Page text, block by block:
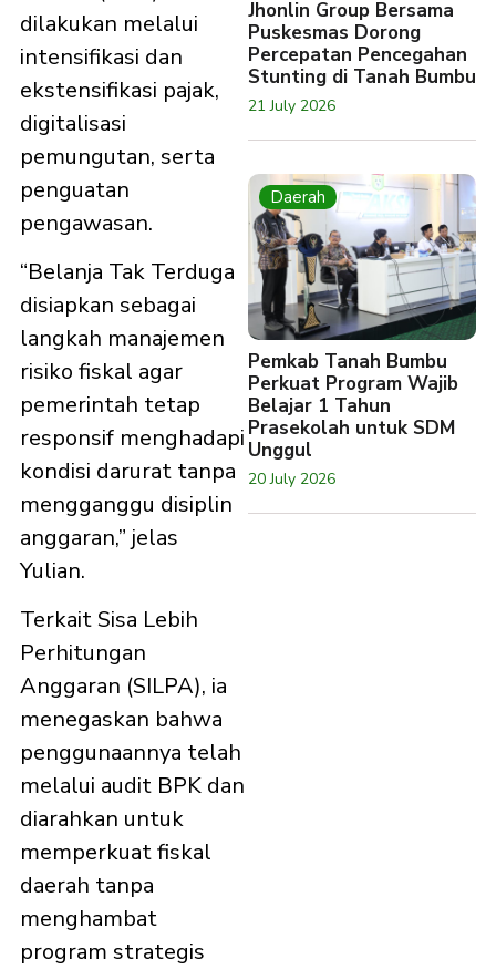
dilakukan melalui
intensifikasi dan
ekstensifikasi pajak,
digitalisasi
pemungutan, serta
penguatan
pengawasan.
“Belanja Tak Terduga
disiapkan sebagai
langkah manajemen
risiko fiskal agar
pemerintah tetap
responsif menghadapi
kondisi darurat tanpa
mengganggu disiplin
anggaran,” jelas
Yulian.
Terkait Sisa Lebih
Perhitungan
Anggaran (SILPA), ia
menegaskan bahwa
penggunaannya telah
melalui audit BPK dan
diarahkan untuk
memperkuat fiskal
daerah tanpa
menghambat
program strategis
Jhonlin Group Bersama
Puskesmas Dorong
Percepatan Pencegahan
Stunting di Tanah Bumbu
21 July 2026
Daerah
Pemkab Tanah Bumbu
Perkuat Program Wajib
Belajar 1 Tahun
Prasekolah untuk SDM
Unggul
20 July 2026